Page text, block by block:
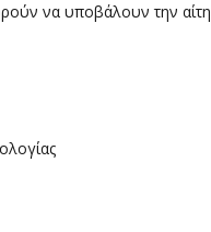
να υποβάλουν την